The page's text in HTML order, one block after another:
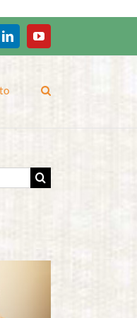
LinkedInYouTube